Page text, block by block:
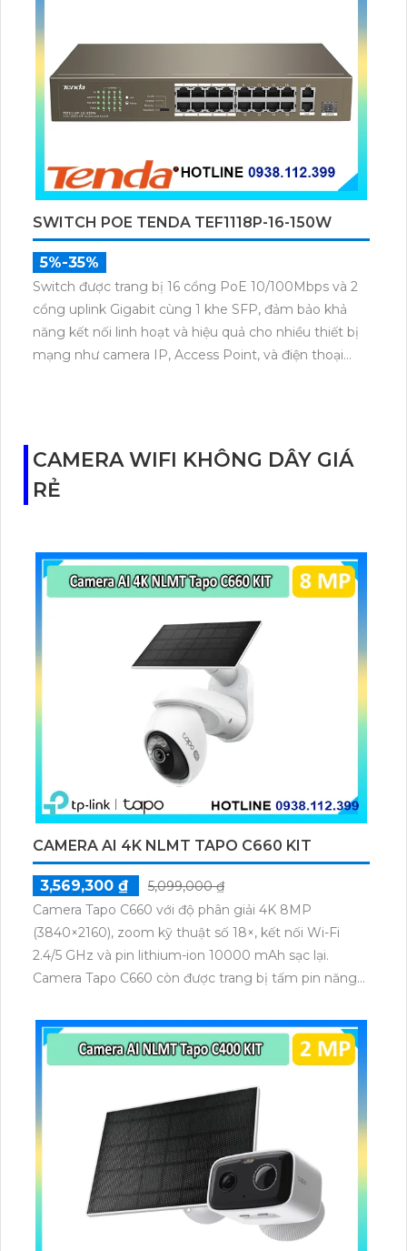
SWITCH POE TENDA TEF1118P-16-150W
5%-35%
Switch được trang bị 16 cổng PoE 10/100Mbps và 2
cổng uplink Gigabit cùng 1 khe SFP, đảm bảo khả
năng kết nối linh hoạt và hiệu quả cho nhiều thiết bị
mạng như camera IP, Access Point, và điện thoại
CAMERA WIFI KHÔNG DÂY GIÁ
RẺ
CAMERA AI 4K NLMT TAPO C660 KIT
3,569,300 ₫
5,099,000 ₫
Camera Tapo C660 với độ phân giải 4K 8MP
(3840×2160), zoom kỹ thuật số 18×, kết nối Wi-Fi
2.4/5 GHz và pin lithium-ion 10000 mAh sạc lại.
Camera Tapo C660 còn được trang bị tấm pin năng
thú cưng, phương tiện, lưu trữ thẻ microSD tối đa 512
GB.